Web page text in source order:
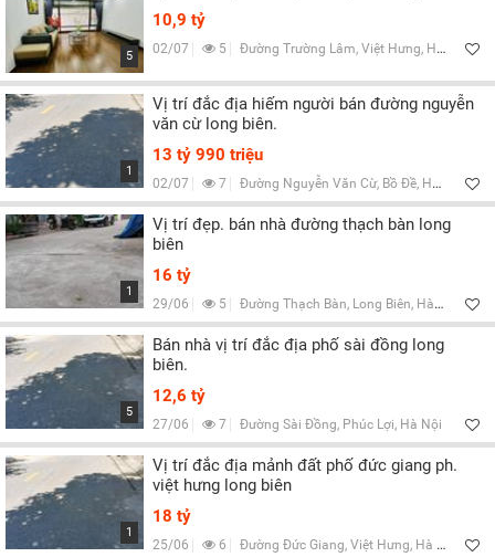
5
10,9 tỷ
02/07 5 Đường Trường Lâm, Việt Hưng, Hà Nội
1
Vị trí đắc địa hiếm người bán đường nguyễn
văn cừ long biên.
13 tỷ 990 triệu
02/07 7 Đường Nguyễn Văn Cừ, Bồ Đề, Hà Nội
1
Vị trí đẹp. bán nhà đường thạch bàn long
biên
16 tỷ
29/06 5 Đường Thạch Bàn, Long Biên, Hà Nội
5
Bán nhà vị trí đắc địa phố sài đồng long
biên.
12,6 tỷ
27/06 7 Đường Sài Đồng, Phúc Lợi, Hà Nội
1
Vị trí đắc địa mảnh đất phố đức giang ph.
việt hưng long biên
18 tỷ
25/06 6 Đường Đức Giang, Việt Hưng, Hà Nội